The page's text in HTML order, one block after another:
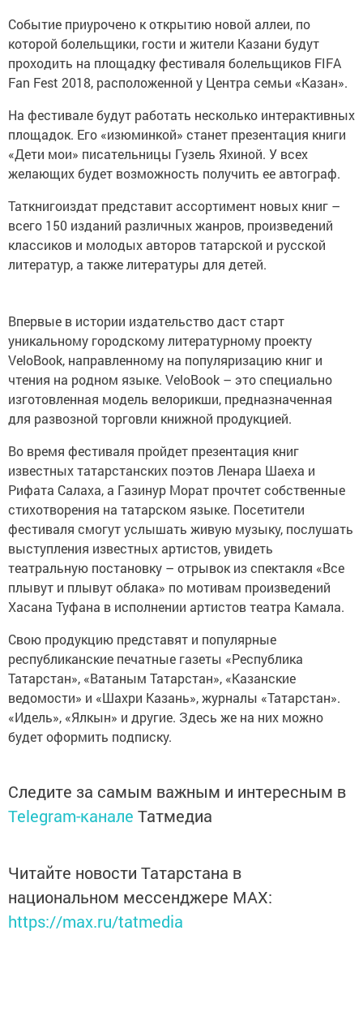
Событие приурочено к открытию новой аллеи, по
которой болельщики, гости и жители Казани будут
проходить на площадку фестиваля болельщиков FIFA
Fan Fest 2018, расположенной у Центра семьи «Казан».
На фестивале будут работать несколько интерактивных
площадок. Его «изюминкой» станет презентация книги
«Дети мои» писательницы Гузель Яхиной. У всех
желающих будет возможность получить ее автограф.
Таткнигоиздат представит ассортимент новых книг –
всего 150 изданий различных жанров, произведений
классиков и молодых авторов татарской и русской
литератур, а также литературы для детей.
Впервые в истории издательство даст старт
уникальному городскому литературному проекту
VeloBook, направленному на популяризацию книг и
чтения на родном языке. VeloBook – это специально
изготовленная модель велорикши, предназначенная
для развозной торговли книжной продукцией.
Во время фестиваля пройдет презентация книг
известных татарстанских поэтов Ленара Шаеха и
Рифата Салаха, а Газинур Морат прочтет собственные
стихотворения на татарском языке. Посетители
фестиваля смогут услышать живую музыку, послушать
выступления известных артистов, увидеть
театральную постановку – отрывок из спектакля «Все
плывут и плывут облака» по мотивам произведений
Хасана Туфана в исполнении артистов театра Камала.
Свою продукцию представят и популярные
республиканские печатные газеты «Республика
Татарстан», «Ватаным Татарстан», «Казанские
ведомости» и «Шахри Казань», журналы «Татарстан».
«Идель», «Ялкын» и другие. Здесь же на них можно
будет оформить подписку.
Следите за самым важным и интересным в
Telegram-канале Татмедиа
Читайте новости Татарстана в
национальном мессенджере MАХ:
https://max.ru/tatmedia